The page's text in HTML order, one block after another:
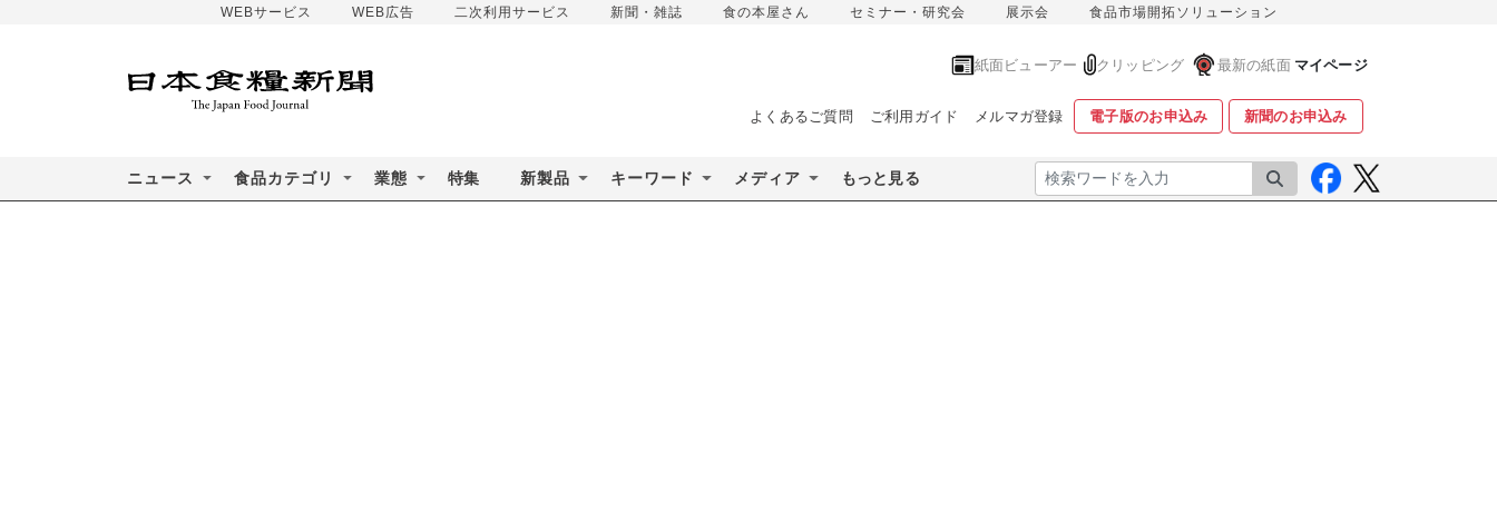
WEBサービス WEB広告 二次利用サービス 新聞・雑誌 食の本屋さん セミナー・研究会 展示会 食品市場開拓ソリューション
紙面ビューアー クリッピング 最新の紙面 マイページ
よくあるご質問 ご利用ガイド メルマガ登録 電子版のお申込み 新聞のお申込み
ニュース 食品カテゴリ 業態 特集 新製品 キーワード メディア もっと見る 検索